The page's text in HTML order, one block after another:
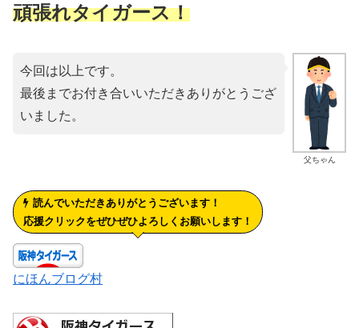
頑張れタイガース！
父ちゃん
今回は以上です。
最後までお付き合いいただきありがとうござ
いました。
読んでいただきありがとうございます！
応援クリックをぜひぜひよろしくお願いします！
にほんブログ村